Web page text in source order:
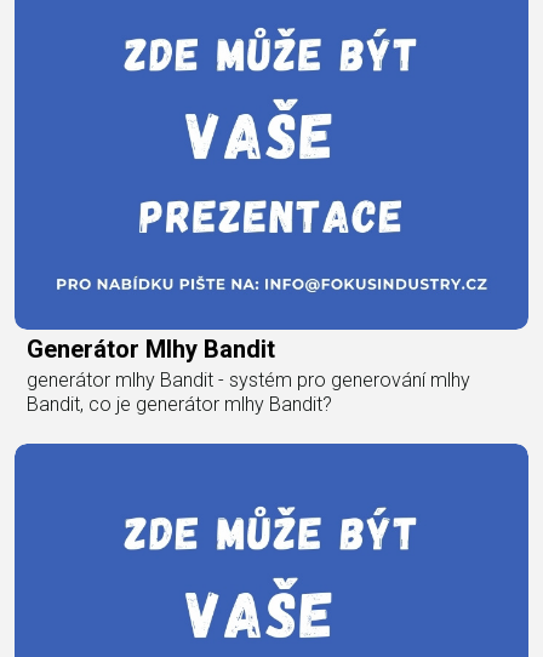
Generátor Mlhy Bandit
generátor mlhy Bandit - systém pro generování mlhy
Bandit, co je generátor mlhy Bandit?